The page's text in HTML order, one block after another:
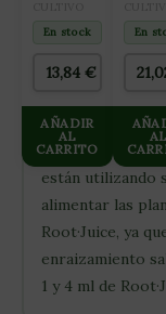
absorber más
cultivos fuertes
cosecha para
Root·Juice es
así como para
raíces en
están utilizando
alimentar las
Root·Juice, ya
enraizamiento
1 y 4 ml de
En stock
13,84 €
AÑADIR
AL
CARRITO
CON
En
AL